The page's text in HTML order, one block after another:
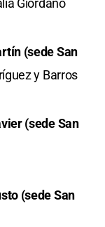
Giordano
(sede San
y Barros
(sede San
(sede San